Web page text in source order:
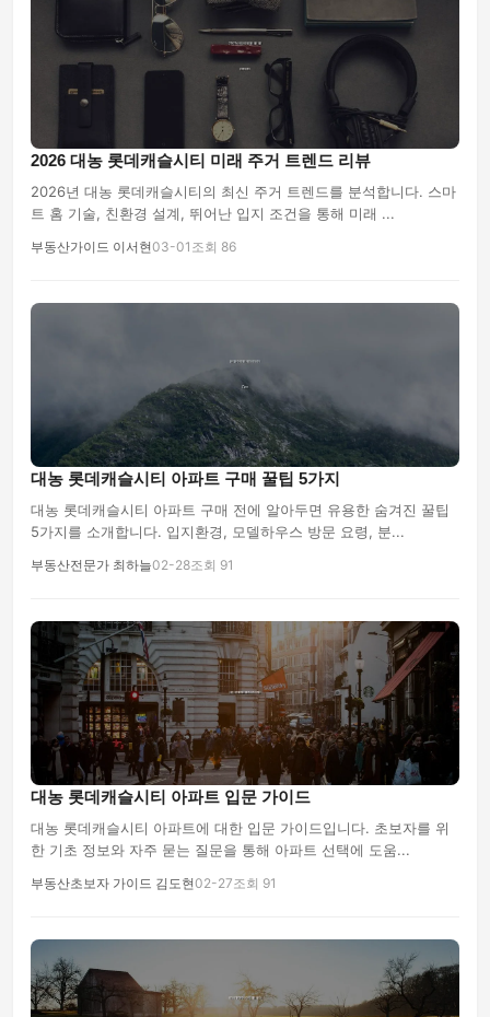
2026 대농 롯데캐슬시티 미래 주거 트렌드 리뷰
2026년 대농 롯데캐슬시티의 최신 주거 트렌드를 분석합니다. 스마
트 홈 기술, 친환경 설계, 뛰어난 입지 조건을 통해 미래 ...
부동산가이드 이서현03-01 조회 86
대농 롯데캐슬시티 아파트 구매 꿀팁 5가지
대농 롯데캐슬시티 아파트 구매 전에 알아두면 유용한 숨겨진 꿀팁
5가지를 소개합니다. 입지환경, 모델하우스 방문 요령, 분...
부동산전문가 최하늘02-28조회 91
대농 롯데캐슬시티 아파트 입문 가이드
대농 롯데캐슬시티 아파트에 대한 입문 가이드입니다. 초보자를 위
한 기초 정보와 자주 묻는 질문을 통해 아파트 선택에 도움...
부동산초보자 가이드 김도현02-27조회 91